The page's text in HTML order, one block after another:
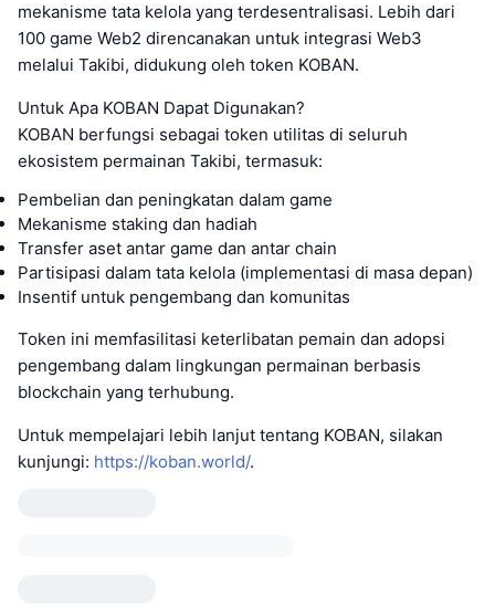
mekanisme tata kelola yang terdesentralisasi. Lebih dari
100 game Web2 direncanakan untuk integrasi Web3
melalui Takibi, didukung oleh token KOBAN.
Untuk Apa KOBAN Dapat Digunakan?
KOBAN berfungsi sebagai token utilitas di seluruh
ekosistem permainan Takibi, termasuk:
Pembelian dan peningkatan dalam game
Mekanisme staking dan hadiah
Transfer aset antar game dan antar chain
Partisipasi dalam tata kelola (implementasi di masa depan)
Insentif untuk pengembang dan komunitas
Token ini memfasilitasi keterlibatan pemain dan adopsi
pengembang dalam lingkungan permainan berbasis
blockchain yang terhubung.
Untuk mempelajari lebih lanjut tentang KOBAN, silakan
kunjungi: https://koban.world/.